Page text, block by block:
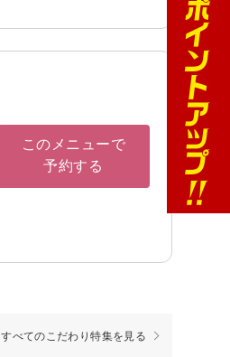
このメニューで
予約する
すべてのこだわり特集を見る